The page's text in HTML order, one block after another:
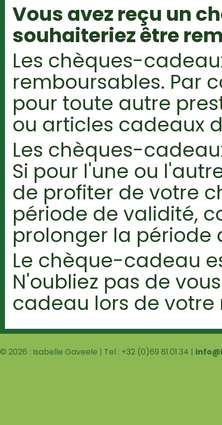
Vous avez reçu un
souhaiteriez être
Les chèques-
remboursables. Par
pour toute autre
ou articles cadeaux
Les chèques-
Si pour l'une ou
de profiter de votre
période de validité,
prolonger la période
Le chèque-cadeau
N'oubliez pas de
cadeau lors de
© 2026 : Isabelle Gaveele | Tel : +32 (0)69 81.01.34 |